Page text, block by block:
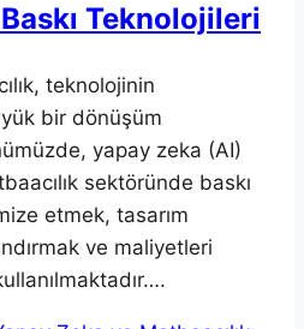
Teknolojileri
teknolojinin
bir dönüşüm
yapay zeka (AI)
sektöründe baskı
etmek, tasarım
ve maliyetleri